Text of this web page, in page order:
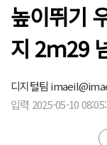
높이뛰기
지 2ｍ29
디지털팀
입력 2025-05-10